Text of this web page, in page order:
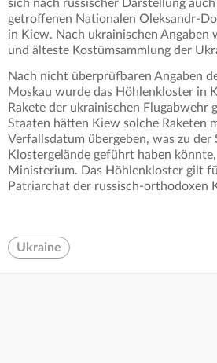
sich nach russischer Darstellung
getroffenen Nationalen Oleksandr-
in Kiew. Nach ukrainischen Angaben
und älteste Kostümsammlung der
Nach nicht überprüfbaren Angaben
Moskau wurde das Höhlenkloster in
Rakete der ukrainischen Flugabwehr
Staaten hätten Kiew solche Raketen
Verfallsdatum übergeben, was zu der
Klostergelände geführt haben
Ministerium. Das Höhlenkloster gilt
Patriarchat der russisch-orthodoxen
Ukraine